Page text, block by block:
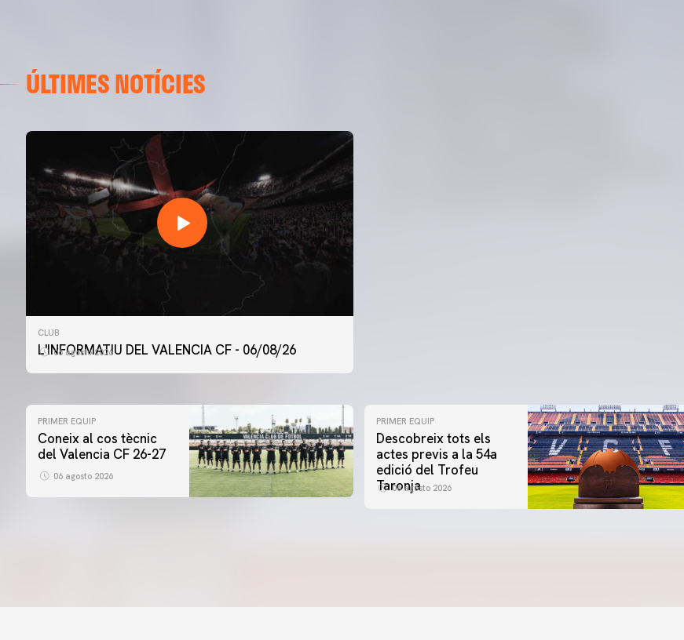
ÚLTIMES NOTÍCIES
CLUB
L'INFORMATIU DEL VALENCIA CF - 06/08/26
06 agosto 2026
PRIMER EQUIP
Coneix al cos tècnic
del Valencia CF 26-27
06 agosto 2026
PRIMER EQUIP
Descobreix tots els
actes previs a la 54a
edició del Trofeu
Taronja
06 agosto 2026